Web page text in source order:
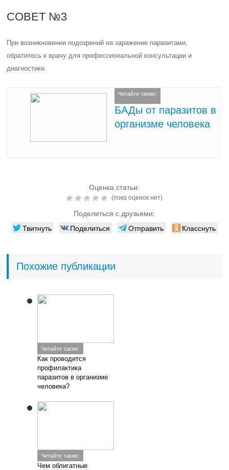
СОВЕТ №3
При возникновении подозрений на заражение паразитами,
обратитесь к врачу для профессиональной консультации и
диагностики.
Читайте также:
БАДы от паразитов в
организме человека
Оценка статьи:
(пока оценок нет)
Поделиться с друзьями:
Твитнуть Поделиться Отправить Класснуть
Похожие публикации
Читайте также:
Как проводится
профилактика
паразитов в организме
человека?
Читайте также:
Чем облигатные